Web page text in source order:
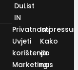
DuList
IN
Privatnosti
Uvjeti
korištenja
Marketing
Kako
do
nas